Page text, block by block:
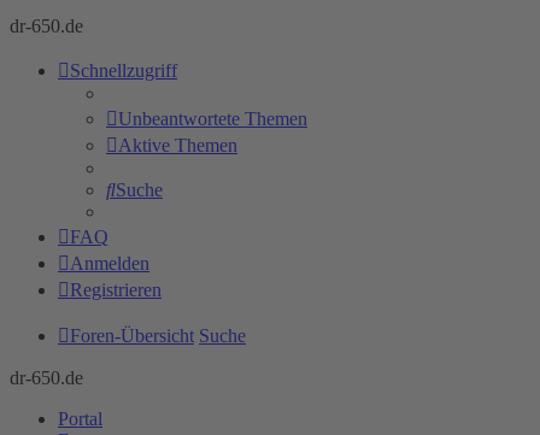
dr-650.de
Schnellzugriff
Unbeantwortete Themen
Aktive Themen
Suche
FAQ
Anmelden
Registrieren
Foren-Übersicht Suche
dr-650.de
Portal